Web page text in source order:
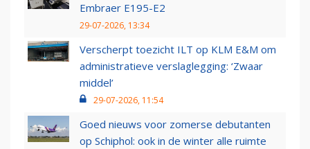
Embraer E195-E2
29-07-2026, 13:34
Verscherpt toezicht ILT op KLM E&M om
administratieve verslaglegging: ‘Zwaar
middel’
29-07-2026, 11:54
Goed nieuws voor zomerse debutanten
op Schiphol: ook in de winter alle ruimte